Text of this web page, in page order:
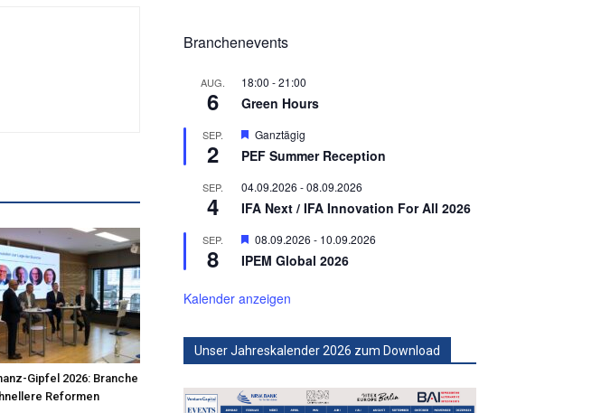
Gipfel 2026: Branche
Reformen
Branchenevents
AUG.
6
18:00 -21:00
Green Hours
SEP.
2
Hervorgehoben
Ganztägig
PEF Summer Reception
SEP.
4
04.09.2026 -08.09.2026
IFA Next / IFA Innovation For All 2026
SEP.
8
Hervorgehoben
08.09.2026 - 10.09.2026
IPEM Global 2026
Kalender anzeigen
Unser Jahreskalender 2026 zum Download